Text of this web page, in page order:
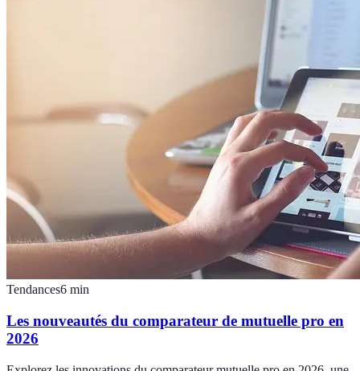
Tendances6 min
Les nouveautés du comparateur de mutuelle pro en
2026